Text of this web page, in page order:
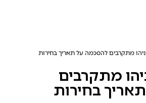
מתקרבים להסכמה על תאריך בחירות
מתקרבים
בחירות